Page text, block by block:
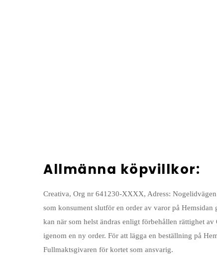
Allmänna köpvillkor:
Creativa, Org nr 641230-XXXX, Adress:
som konsument slutför en order av varor på
kan när som helst ändras enligt förbehållen rättighet
igenom en ny order. För att lägga en beställning på
Fullmaktsgivaren för kortet som ansvarig.